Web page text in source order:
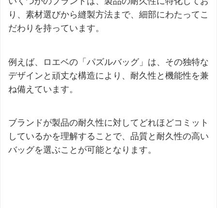
り、素材選びから縫製方法まで、細部にわたってこ
だわりを持っています。
例えば、ロエベの「パズルバッグ」は、その独特な
デザインと頑丈な構造により、耐久性と機能性を兼
ね備えています。
ブランドが製品の耐久性に対してどれほどコミット
しているかを理解することで、品質と耐久性の高い
バッグを選ぶことが可能となります。